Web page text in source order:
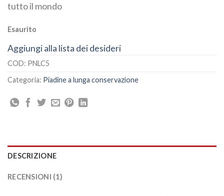
tutto il mondo
Esaurito
Aggiungi alla lista dei desideri
COD: PNLC5
Categoria: Piadine a lunga conservazione
DESCRIZIONE
RECENSIONI (1)